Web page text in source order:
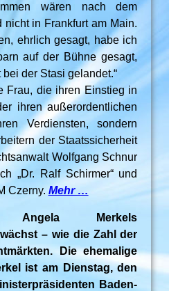
wären nach dem
in Frankfurt am Main.
ehrlich gesagt, habe ich
auf der Bühne gesagt,
der Stasi gelandet.“
Frau, die ihren Einstieg in
ihren außerordentlichen
Verdiensten, sondern
der Staatssicherheit
Wolfgang Schnur
„Dr. Ralf Schirmer“ und
Czerny. Mehr …
Merkels
– wie die Zahl der
Die ehemalige
ist am Dienstag, den
Baden-